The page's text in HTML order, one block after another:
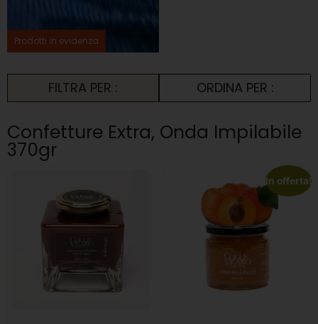
Prodotti in evidenza
FILTRA PER : ORDINA PER :
Confetture Extra, Onda Impilabile
370gr
In offerta!